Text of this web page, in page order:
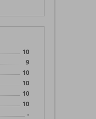
10
9
10
10
10
10
-